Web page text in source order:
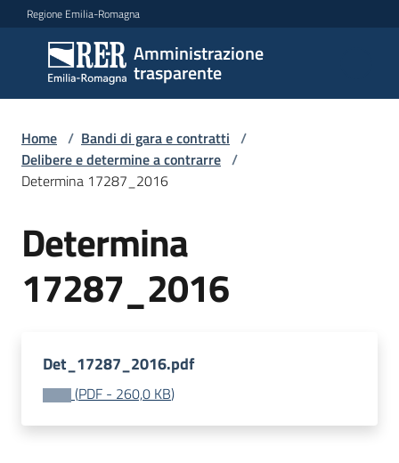
Vai al contenuto
Vai alla navigazione
Vai al footer
Regione Emilia-Romagna
Amministrazione
trasparente
Amministrazione
trasparente
Sottosezioni
Accesso
Home / Bandi di gara e contratti /
Delibere e determine a contrarre /
Determina 17287_2016
Determina
17287_2016
Det_17287_2016.pdf
(PDF - 260,0 KB)